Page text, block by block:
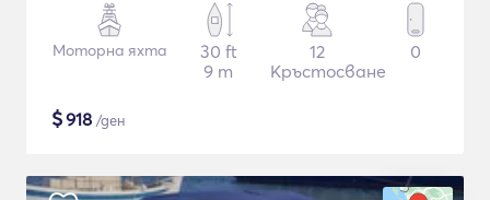
Моторна яхта
30 ft
9 m
12
Кръстосване
0
$918 /ден